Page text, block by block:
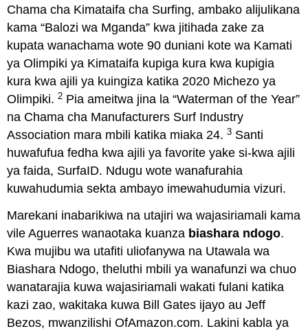
Chama cha Kimataifa cha Surfing, ambako alijulikana
kama “Balozi wa Mganda” kwa jitihada zake za
kupata wanachama wote 90 duniani kote wa Kamati
ya Olimpiki ya Kimataifa kupiga kura kwa kupigia
kura kwa ajili ya kuingiza katika 2020 Michezo ya
Olimpiki.2 Pia ameitwa jina la “Waterman of the Year”
na Chama cha Manufacturers Surf Industry
Association mara mbili katika miaka 24.3 Santi
huwafufua fedha kwa ajili ya favorite yake si-kwa ajili
ya faida, SurfaID. Ndugu wote wanafurahia
kuwahudumia sekta ambayo imewahudumia vizuri.
Marekani inabarikiwa na utajiri wa wajasiriamali kama
vile Aguerres wanaotaka kuanza biashara ndogo.
Kwa mujibu wa utafiti uliofanywa na Utawala wa
Biashara Ndogo, theluthi mbili ya wanafunzi wa chuo
wanatarajia kuwa wajasiriamali wakati fulani katika
kazi zao, wakitaka kuwa Bill Gates ijayo au Jeff
Bezos, mwanzilishi OfAmazon.com. Lakini kabla ya